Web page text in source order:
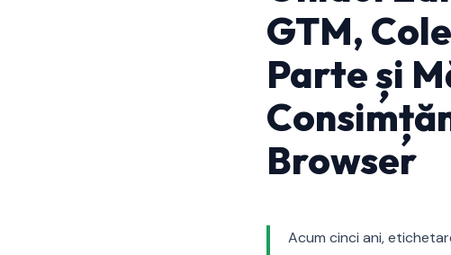
GTM,
Parte și
Browser
Acum cinci ani,